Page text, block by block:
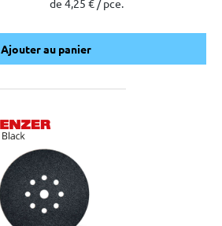
de 4,25 € / pce.
Ajouter au panier
Ajouter au panier